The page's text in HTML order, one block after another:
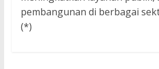
pembangunan di berbagai
(*)